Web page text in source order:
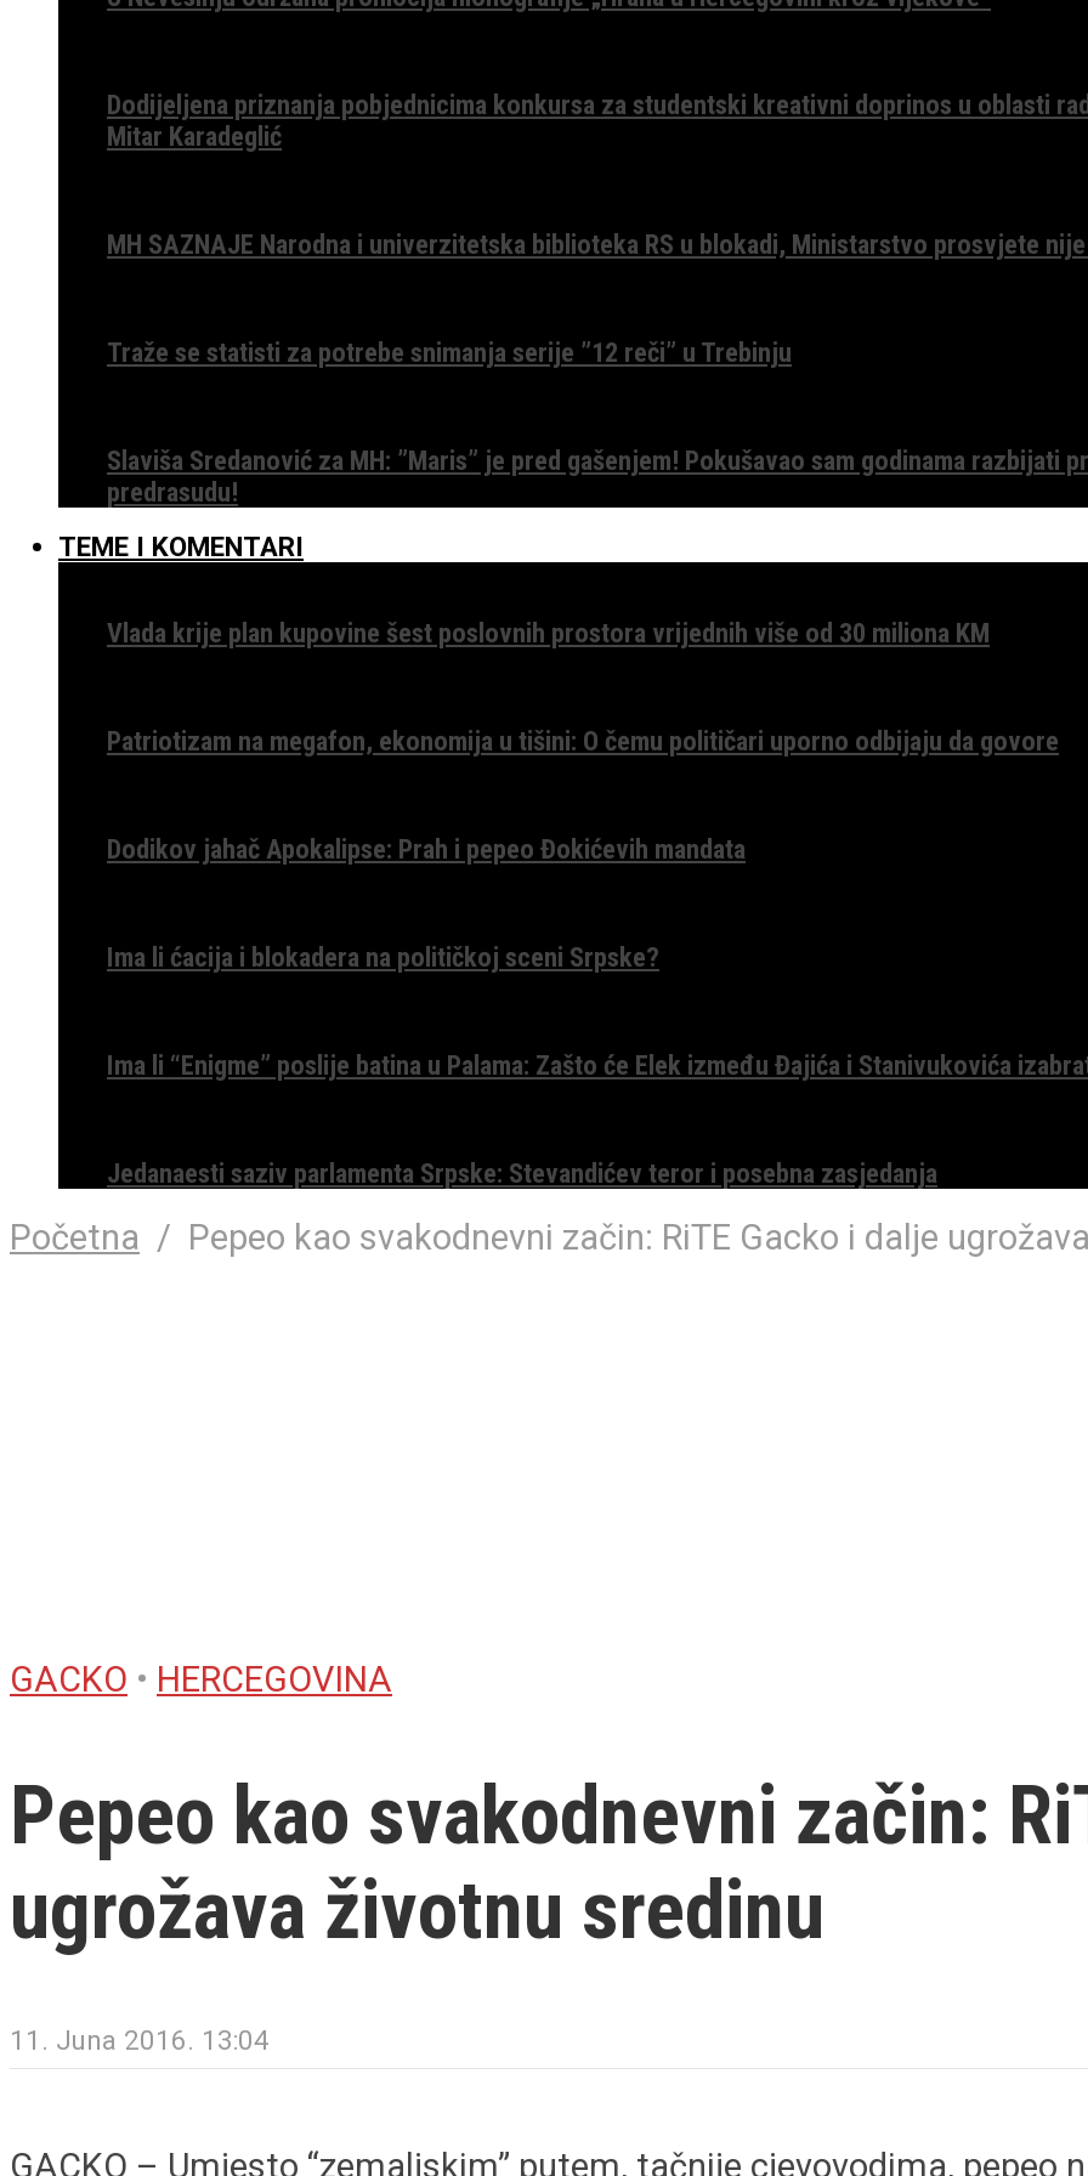
Dodijeljena priznanja pobjednicima konkursa za studentski kreativni doprinos u oblasti
Mitar Karadeglić
MH SAZNAJE Narodna i univerzitetska biblioteka RS u blokadi, Ministarstvo prosvjete nije
Traže se statisti za potrebe snimanja serije ”12 reči” u Trebinju
Slaviša Sredanović za MH: ”Maris” je pred gašenjem! Pokušavao sam godinama razbijati
predrasudu!
TEME I KOMENTARI
Vlada krije plan kupovine šest poslovnih prostora vrijednih više od 30 miliona KM
Patriotizam na megafon, ekonomija u tišini: O čemu političari uporno odbijaju da govore
Dodikov jahač Apokalipse: Prah i pepeo Đokićevih mandata
Ima li ćacija i blokadera na političkoj sceni Srpske?
Ima li “Enigme” poslije batina u Palama: Zašto će Elek između Đajića i Stanivukovića
Jedanaesti saziv parlamenta Srpske: Stevandićev teror i posebna zasjedanja
Početna / Pepeo kao svakodnevni začin: RiTE Gacko i dalje
GACKO • HERCEGOVINA
Pepeo kao svakodnevni začin:
ugrožava životnu sredinu
11. Juna 2016. 13:04
GACKO – Umjesto “zemaljskim” putem, tačnije cjevovodima, pepeo